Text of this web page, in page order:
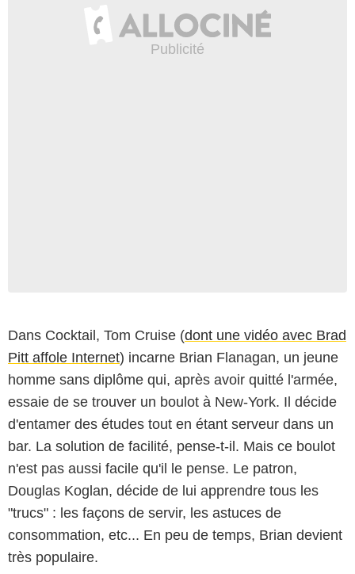
Dans Cocktail, Tom Cruise (dont une vidéo avec Brad
Pitt affole Internet) incarne Brian Flanagan, un jeune
homme sans diplôme qui, après avoir quitté l'armée,
essaie de se trouver un boulot à New-York. Il décide
d'entamer des études tout en étant serveur dans un
bar. La solution de facilité, pense-t-il. Mais ce boulot
n'est pas aussi facile qu'il le pense. Le patron,
Douglas Koglan, décide de lui apprendre tous les
"trucs" : les façons de servir, les astuces de
consommation, etc... En peu de temps, Brian devient
très populaire.